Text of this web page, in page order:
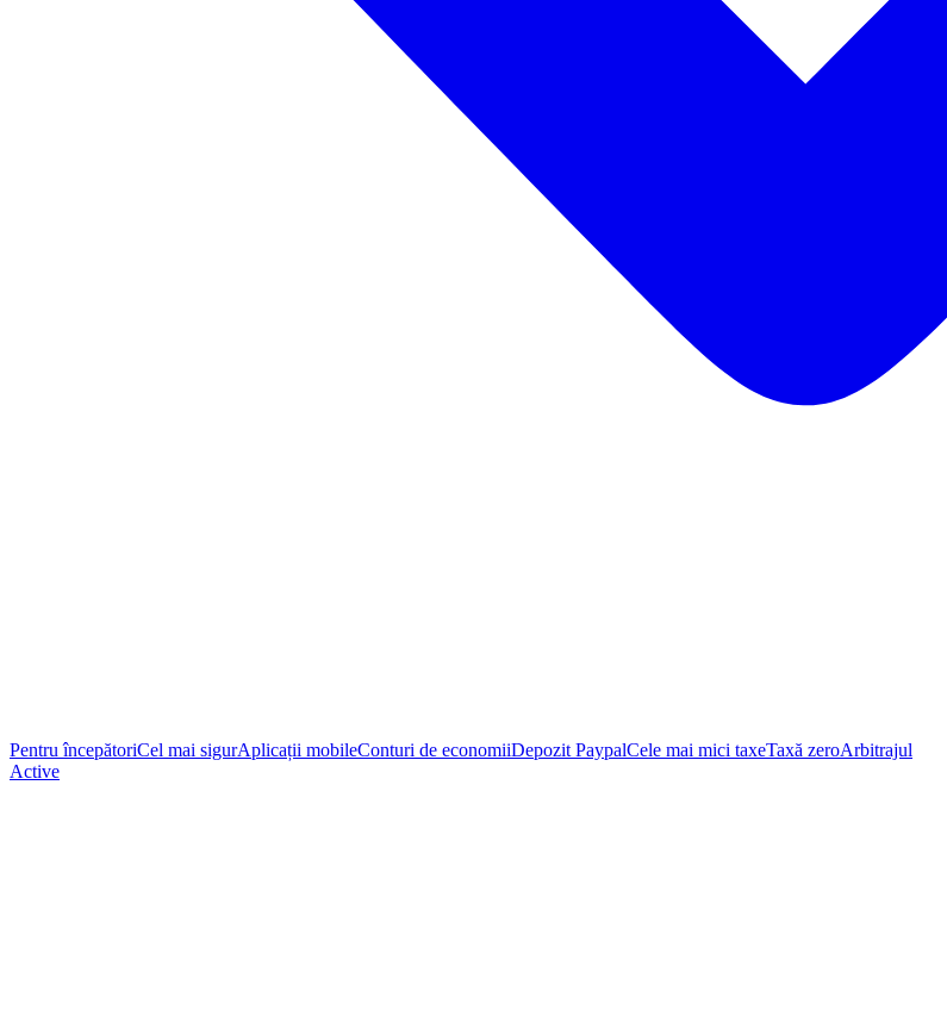
Pentru începătoriCel mai sigurAplicații mobileConturi de economiiDepozit PaypalCele mai mici taxeTaxă zeroArbitrajul
Active